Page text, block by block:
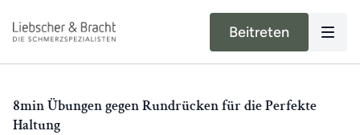
Beitreten
8min Übungen gegen Rundrücken für die Perfekte
Haltung